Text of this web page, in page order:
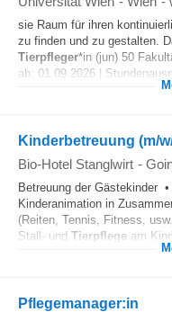
sie Raum für ihren
zu finden und zu gestalten.
Tierpfleger*in (jun) 50
ab: 01.09.2026 |
Kinderbetreuung (m/
Bio-Hotel Stanglwirt -
Betreuung der Gästekinder
Kinderanimation in
(Reiten, Tennis, Fitness,
Stall- und Tierpflege am
Pflegemanager:in